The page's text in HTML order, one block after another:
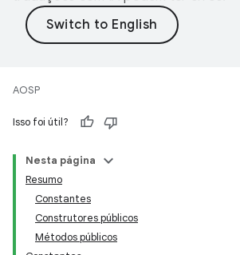
AOSP
Isso foi útil?
Nesta página
Resumo
Constantes
Construtores públicos
Métodos públicos